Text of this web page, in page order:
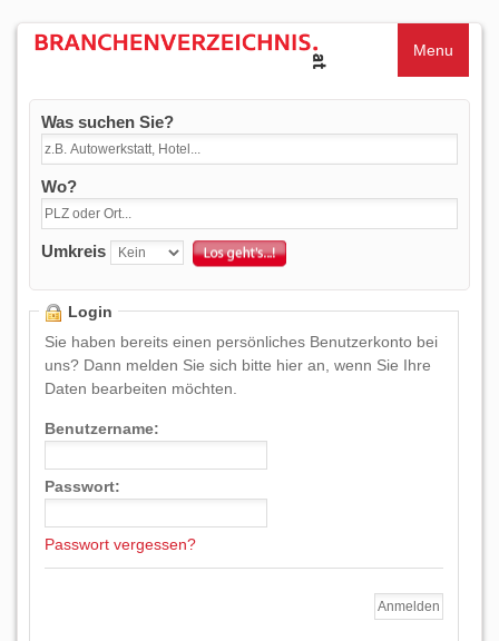
Menu
Was suchen Sie?
Wo?
Umkreis
Login
Sie haben bereits einen persönliches Benutzerkonto bei
uns? Dann melden Sie sich bitte hier an, wenn Sie Ihre
Daten bearbeiten möchten.
Benutzername:
Passwort:
Passwort vergessen?